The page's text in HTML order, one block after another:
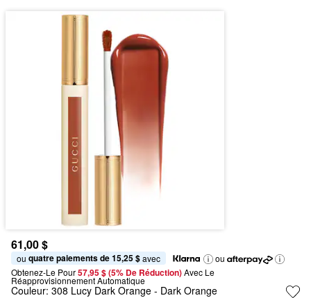
61,00 $
ou quatre paiements de 15,25 $ avec
ou
Obtenez-Le Pour57,95 $ (5% De Réduction) Avec Le
Réapprovisionnement Automatique
Couleur: 308 Lucy Dark Orange - Dark Orange